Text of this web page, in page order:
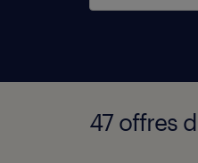
47 offres